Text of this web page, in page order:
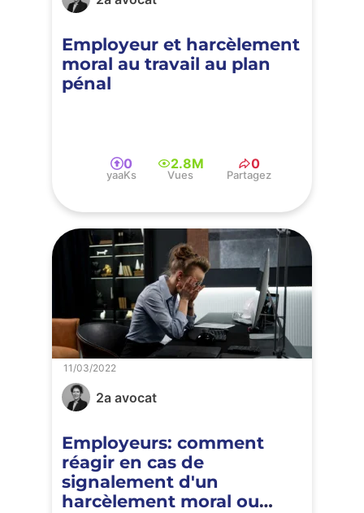
Employeur et harcèlement
moral au travail au plan
pénal
0
yaaKs
2.8M
Vues
0
Partagez
2a avocat
Employeurs: comment
réagir en cas de
signalement d'un
harcèlement moral ou
11/03/2022